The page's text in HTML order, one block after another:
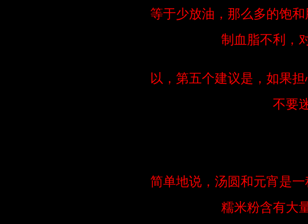
等于少放油，那么多的饱
制血脂不利，
以，第五个建议是，如果
不要
简单地说，汤圆和元宵是
糯米粉含有大